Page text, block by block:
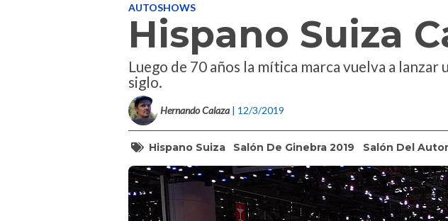
AUTOSHOWS
Hispano Suiza
Luego de 70 años la mítica marca vuelva a
siglo.
Hernando Calaza | 12/3/2019
Hispano Suiza Salón De Ginebra 2019 Salón Del